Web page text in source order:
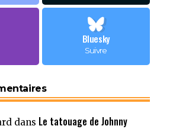
Bluesky
Suivre
dans Le tatouage de Johnny